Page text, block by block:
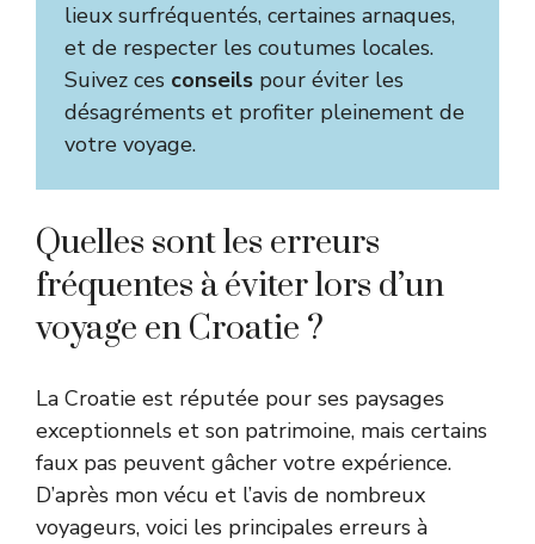
lieux surfréquentés, certaines arnaques,
et de respecter les coutumes locales.
Suivez ces conseils pour éviter les
désagréments et profiter pleinement de
votre voyage.
Quelles sont les erreurs
fréquentes à éviter lors d’un
voyage en Croatie ?
La Croatie est réputée pour ses paysages
exceptionnels et son patrimoine, mais certains
faux pas peuvent gâcher votre expérience.
D’après mon vécu et l’avis de nombreux
voyageurs, voici les principales erreurs à